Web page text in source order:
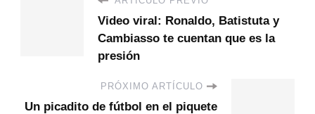
Video viral: Ronaldo, Batistuta y
Cambiasso te cuentan que es la
presión
PRÓXIMO ARTÍCULO
Un picadito de fútbol en el piquete